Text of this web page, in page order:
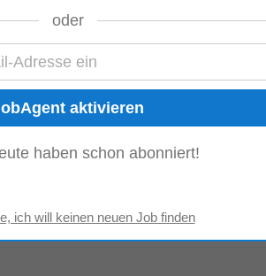
im Bereich angewandter
im Bereich angewandter
oder
haben schon abonniert!